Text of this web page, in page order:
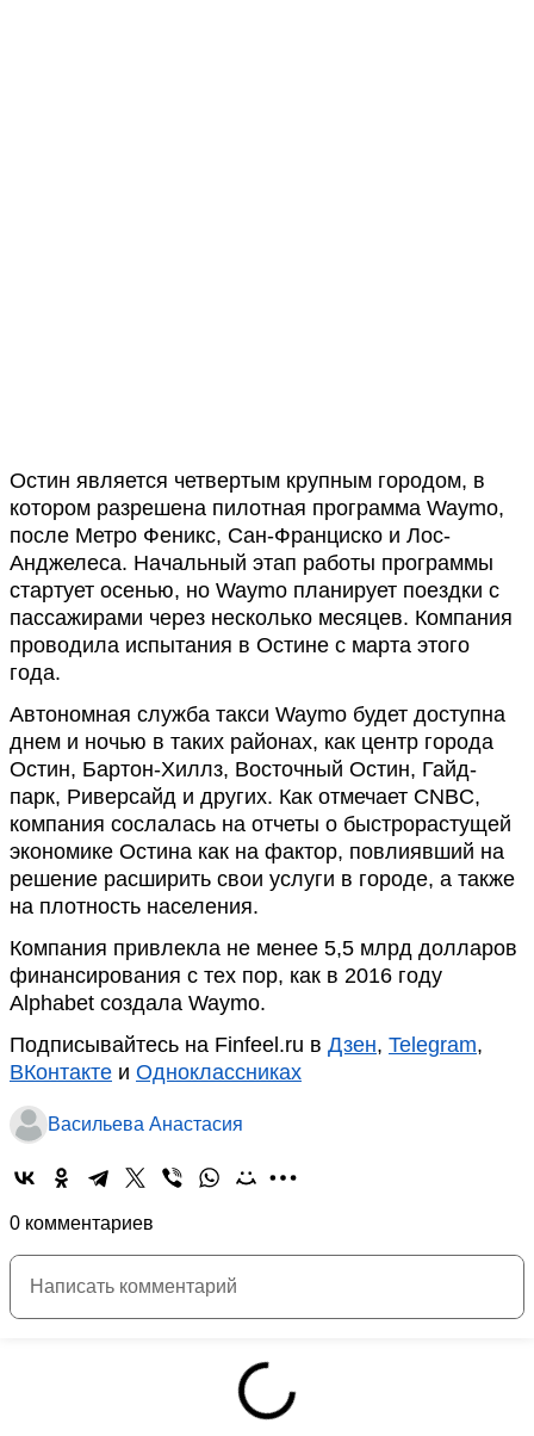
Остин является четвертым крупным городом, в
котором разрешена пилотная программа Waymo,
после Метро Феникс, Сан-Франциско и Лос-
Анджелеса. Начальный этап работы программы
стартует осенью, но Waymo планирует поездки с
пассажирами через несколько месяцев. Компания
проводила испытания в Остине с марта этого
года.
Автономная служба такси Waymo будет доступна
днем и ночью в таких районах, как центр города
Остин, Бартон-Хиллз, Восточный Остин, Гайд-
парк, Риверсайд и других. Как отмечает CNBC,
компания сослалась на отчеты о быстрорастущей
экономике Остина как на фактор, повлиявший на
решение расширить свои услуги в городе, а также
на плотность населения.
Компания привлекла не менее 5,5 млрд долларов
финансирования с тех пор, как в 2016 году
Alphabet создала Waymo.
Подписывайтесь на Finfeel.ru в Дзен, Telegram,
ВКонтакте и Одноклассниках
Васильева Анастасия
0 комментариев